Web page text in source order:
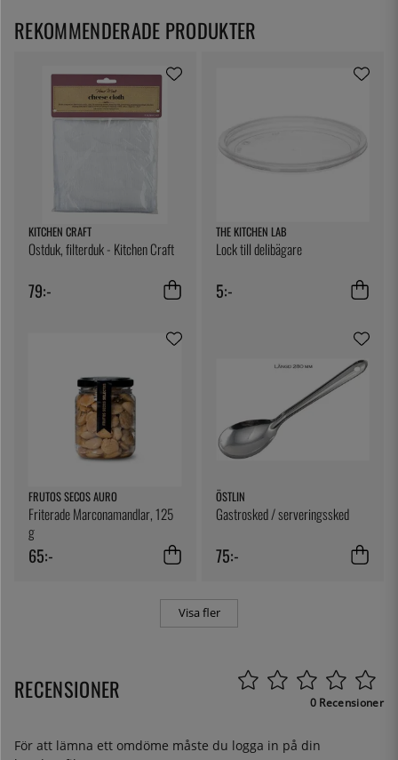
med både gas och induktion i flera färger och modeller
KITCHEN CRAFT
Ostduk, filterduk - Kitchen Craft
79:-
THE KITCHEN LAB
Lock till delibägare
5:-
FRUTOS SECOS AURO
Friterade Marconamandlar, 125
g
65:-
ÖSTLIN
Gastrosked / serveringssked
75:-
Visa fler
REKOMMENDERADE PRODUKTER
RECENSIONER 0 Recensioner
För att lämna ett omdöme måste du logga in på din